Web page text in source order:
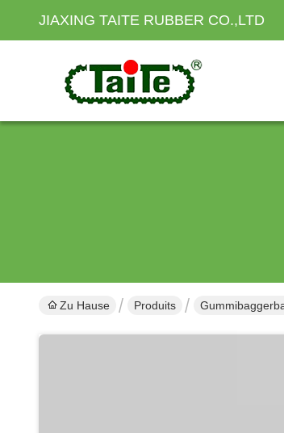
JIAXING TAITE RUBBER CO.,LTD
Zu Hause Produits